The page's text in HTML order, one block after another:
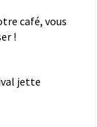
café, vous
!
jette